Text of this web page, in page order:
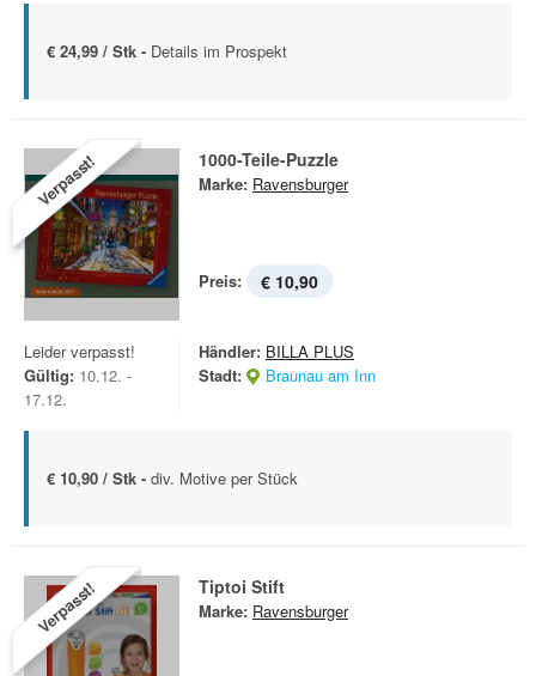
€ 24,99 / Stk - Details im Prospekt
Verpasst! 1000-Teile-Puzzle
Marke: Ravensburger
Preis: € 10,90
Leider verpasst!
Gültig: 10.12. -
17.12.
Händler: BILLA PLUS
Stadt:
Braunau am Inn
€ 10,90 / Stk - div. Motive per Stück
Verpasst! Tiptoi Stift
Marke: Ravensburger